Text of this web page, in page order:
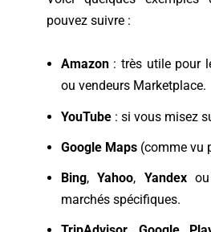
pouvez suivre :
Amazon: très utile pour
ou vendeurs Marketplace.
YouTube: si vous misez
Google Maps(comme vu
Bing,Yahoo, Yandexou
marchés spécifiques.